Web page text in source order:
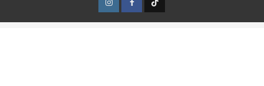
InstagramFacebook
TikTok